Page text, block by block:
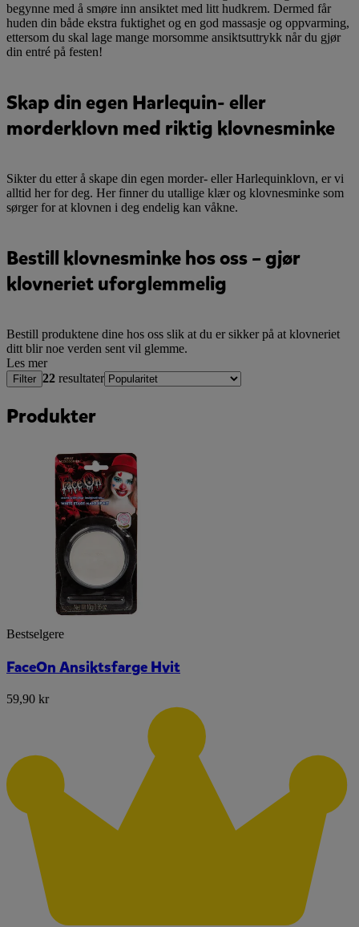
begynne med å smøre inn ansiktet med litt hudkrem. Dermed får
huden din både ekstra fuktighet og en god massasje og oppvarming,
ettersom du skal lage mange morsomme ansiktsuttrykk når du gjør
din entré på festen!
Skap din egen Harlequin- eller
morderklovn med riktig klovnesminke
Sikter du etter å skape din egen morder- eller Harlequinklovn, er vi
alltid her for deg. Her finner du utallige klær og klovnesminke som
sørger for at klovnen i deg endelig kan våkne.
Bestill klovnesminke hos oss – gjør
klovneriet uforglemmelig
Bestill produktene dine hos oss slik at du er sikker på at klovneriet
ditt blir noe verden sent vil glemme.
Les mer
Filter 22 resultater
Produkter
Bestselgere
FaceOn Ansiktsfarge Hvit
59,90 kr